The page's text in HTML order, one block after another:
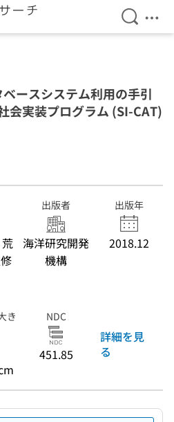
検索を
メ
ースシステム利用の手引
会実装プログラム (SI-CAT)
出版者
海洋研究開発
機構
出版年
2018.12
き
NDC
451.85
詳細を見
る